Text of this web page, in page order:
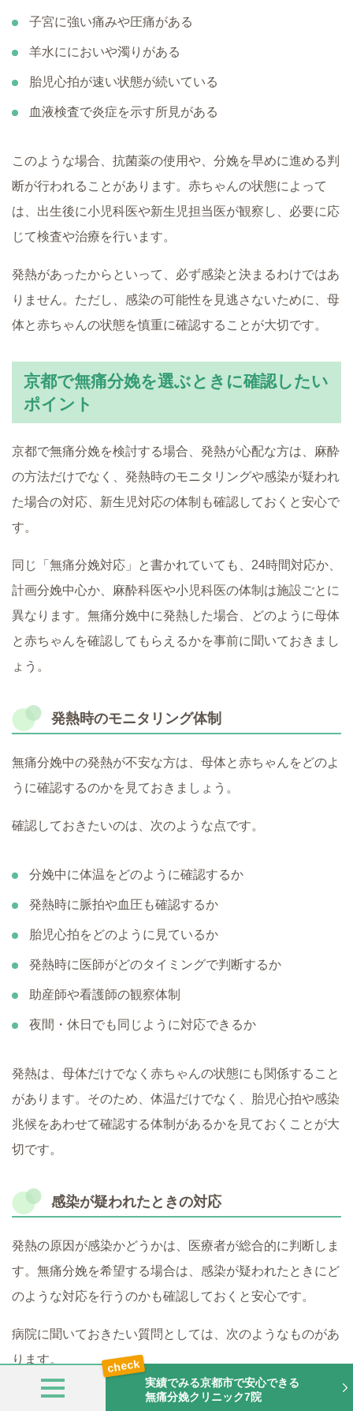
子宮に強い痛みや圧痛がある
羊水ににおいや濁りがある
胎児心拍が速い状態が続いている
血液検査で炎症を示す所見がある
このような場合、抗菌薬の使用や、分娩を早めに進める判
断が行われることがあります。赤ちゃんの状態によって
は、出生後に小児科医や新生児担当医が観察し、必要に応
じて検査や治療を行います。
発熱があったからといって、必ず感染と決まるわけではあ
りません。ただし、感染の可能性を見逃さないために、母
体と赤ちゃんの状態を慎重に確認することが大切です。
京都で無痛分娩を選ぶときに確認したい
ポイント
京都で無痛分娩を検討する場合、発熱が心配な方は、麻酔
の方法だけでなく、発熱時のモニタリングや感染が疑われ
た場合の対応、新生児対応の体制も確認しておくと安心で
す。
同じ「無痛分娩対応」と書かれていても、24時間対応か、
計画分娩中心か、麻酔科医や小児科医の体制は施設ごとに
異なります。無痛分娩中に発熱した場合、どのように母体
と赤ちゃんを確認してもらえるかを事前に聞いておきまし
ょう。
発熱時のモニタリング体制
無痛分娩中の発熱が不安な方は、母体と赤ちゃんをどのよ
うに確認するのかを見ておきましょう。
確認しておきたいのは、次のような点です。
分娩中に体温をどのように確認するか
発熱時に脈拍や血圧も確認するか
胎児心拍をどのように見ているか
発熱時に医師がどのタイミングで判断するか
助産師や看護師の観察体制
夜間・休日でも同じように対応できるか
発熱は、母体だけでなく赤ちゃんの状態にも関係すること
があります。そのため、体温だけでなく、胎児心拍や感染
兆候をあわせて確認する体制があるかを見ておくことが大
切です。
感染が疑われたときの対応
発熱の原因が感染かどうかは、医療者が総合的に判断しま
す。無痛分娩を希望する場合は、感染が疑われたときにど
のような対応を行うのかも確認しておくと安心です。
病院に聞いておきたい質問としては、次のようなものがあ
ります。
実績でみる京都市で安心できる
無痛分娩クリニック7院